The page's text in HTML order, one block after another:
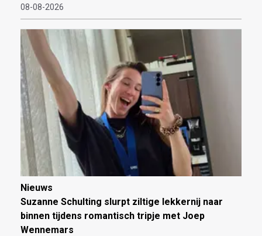
08-08-2026
Nieuws
Suzanne Schulting slurpt ziltige lekkernij naar
binnen tijdens romantisch tripje met Joep
Wennemars